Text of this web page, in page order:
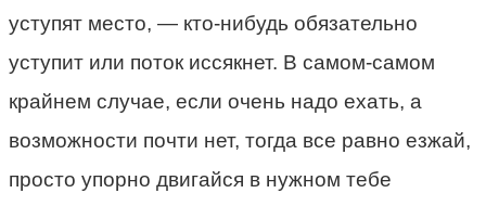
уступят место, — кто-нибудь обязательно
уступит или поток иссякнет. В самом-самом
крайнем случае, если очень надо ехать, а
возможности почти нет, тогда все равно езжай,
просто упорно двигайся в нужном тебе